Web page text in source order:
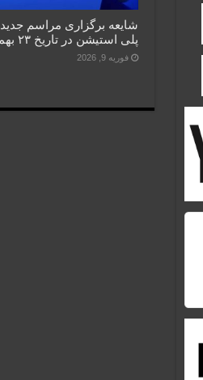
شایعه برگزاری مراسم جدید
پلی استیشن در تاریخ ۲۳ بهمن
فوریه 9, 2026